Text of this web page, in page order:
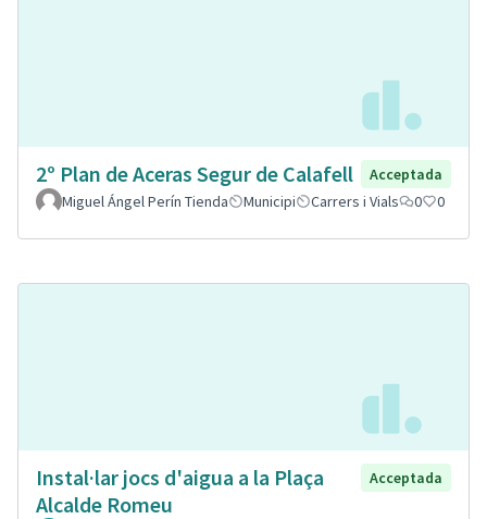
2º Plan de Aceras Segur de Calafell
Acceptada
Miguel Ángel Perín Tienda
Municipi Carrers i Vials 0 0
Instal·lar jocs d'aigua a la Plaça
Alcalde Romeu
Acceptada